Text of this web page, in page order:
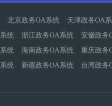
北京政务OA系统 天津政务OA
系统
浙江政务OA系统 安徽政务
系统
海南政务OA系统 重庆政务
系统
新疆政务OA系统 台湾政务